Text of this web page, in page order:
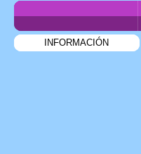
INFORMACIÓN